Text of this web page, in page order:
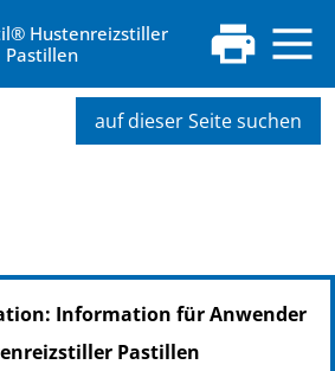
Hustenreizstiller
Pastillen
auf dieser Seite suchen
Information für Anwender
Pastillen